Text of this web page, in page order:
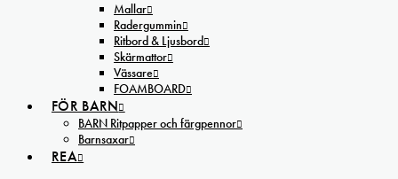
Mallar
Radergummin
Ritbord & Ljusbord
Skärmattor
Vässare
FOAMBOARD
FÖR BARN
BARN Ritpapper och färgpennor
Barnsaxar
REA